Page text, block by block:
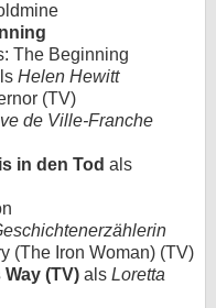
The Beginning
Helen Hewitt
(TV)
de Ville-Franche
in den Tod als
(The Iron Woman) (TV)
(TV) als Loretta